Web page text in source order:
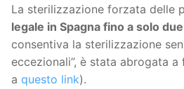
La sterilizzazione forzata delle
legale in Spagna fino a solo
consentiva la sterilizzazione
eccezionali”, è stata abrogata
a questo link).